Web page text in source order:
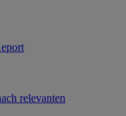
relevanten